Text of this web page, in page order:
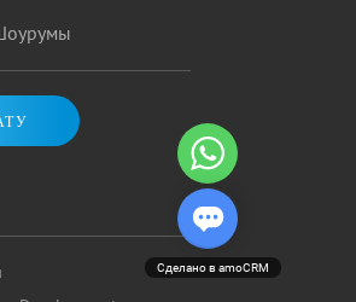
Сделано в amoCRM